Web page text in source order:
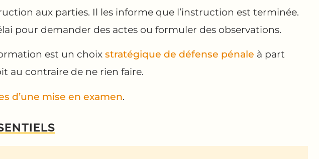
aux parties. Il les informe que l’instruction est terminée.
pour demander des actes ou formuler des observations.
est un choix stratégique de défense pénale à part
au contraire de ne rien faire.
d’une mise en examen.